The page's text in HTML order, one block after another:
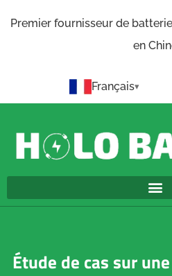
Premier fournisseur de
en
Français
Étude de cas sur